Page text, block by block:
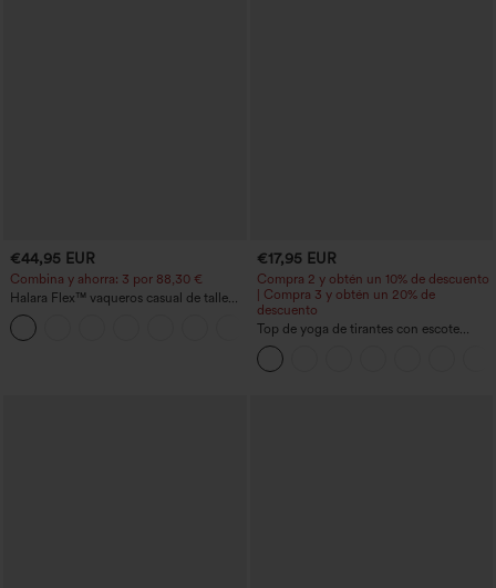
€44,95 EUR
Combina y ahorra: 3 por 88,30 €
Halara Flex™ vaqueros casual de talle
alto con bolsillos, estilo baggy de pierna
ancha, efecto lavado
+2
€17,95 EUR
Compra 2 y obtén un 10% de descuento
| Compra 3 y obtén un 20% de
descuento
Top de yoga de tirantes con escote
redondo, fruncido y tacto fresco -
UPF50+